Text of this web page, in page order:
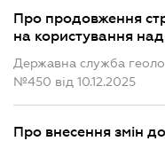
Про продовження
на користування
Державна служба
№450 від 10.12.2025
Про внесення змін